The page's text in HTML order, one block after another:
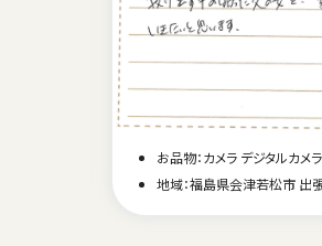
お品物：カメラ デジタルカ
地域：福島県会津若松市 出